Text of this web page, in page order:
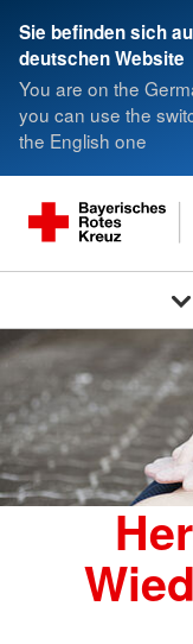
Sie befinden sich
deutschen Website
You are on the
you can use the
the English one